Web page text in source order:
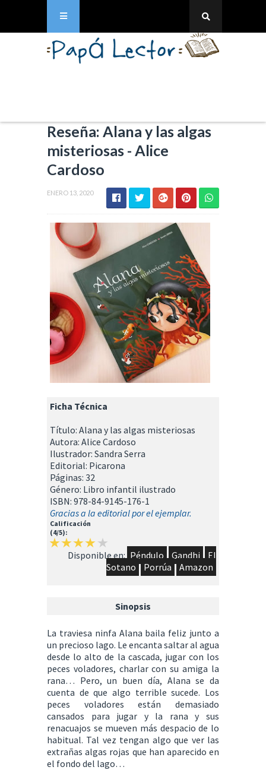
Reseña: Alana y las algas
misteriosas - Alice
Cardoso
ENERO 13, 2020
Ficha Técnica
Título: Alana y las algas misteriosas
Autora: Alice Cardoso
Ilustrador: Sandra Serra
Editorial: Picarona
Páginas: 32
Género: Libro infantil ilustrado
ISBN: 978-84-9145-176-1
Gracias a la editorial por el ejemplar.
Calificación
(4/5):
Disponible en: Péndulo Gandhi
El
Sotano
Porrúa Amazon
Sinopsis
La traviesa ninfa Alana baila feliz junto a
un precioso lago. Le encanta saltar al agua
desde lo alto de la cascada, jugar con los
peces voladores, charlar con su amiga la
rana… Pero, un buen día, Alana se da
cuenta de que algo terrible sucede. Los
peces voladores están demasiado
cansados para jugar y la rana y sus
renacuajos se mueven más despacio de lo
habitual. Tal vez tengan algo que ver las
extrañas algas rojas que han aparecido en
el fondo del lago…